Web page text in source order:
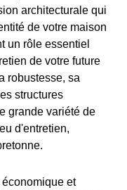
architecturale qui
de votre maison
un rôle essentiel
de votre future
robustesse, sa
structures
grande variété de
d'entretien,
et